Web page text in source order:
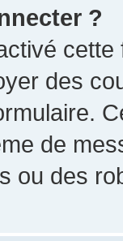
?
des
de
ou des